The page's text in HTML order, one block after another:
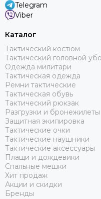
Telegram
Viber
Каталог
Тактический костюм
Тактический головной
Одежда милитари
Тактическая одежда
Ремни тактические
Тактическая обувь
Тактический рюкзак
Разгрузки и бронежилеты
Защитная экипировка
Тактические очки
Тактические наушники
Тактические аксессуары
Плащи и дождевики
Спальные мешки
Хит продаж
Акции и скидки
Бренды